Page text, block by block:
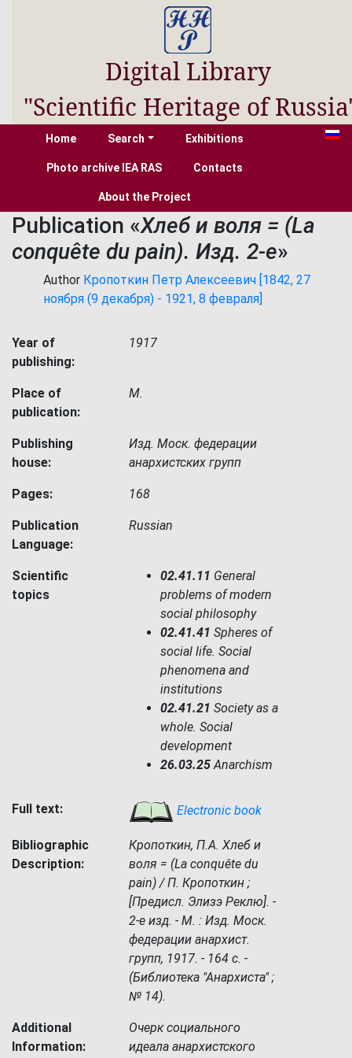
Digital Library
"Scientific Heritage of
Home Search Exhibitions
Photo archive IEA RAS Contacts
About the Project
Publication «Хлеб и воля = (La
conquête du pain). Изд. 2-е»
Author Кропоткин Петр Алексеевич [1842, 27
ноября (9 декабря) - 1921, 8 февраля]
Year of
publishing:
1917
Place of
publication:
М.
Publishing
house:
Изд. Моск. федерации
анархистских групп
Pages: 168
Publication
Language:
Russian
Scientific
topics
02.41.11 General
problems of modern
social philosophy
02.41.41 Spheres of
social life. Social
phenomena and
institutions
02.41.21 Society as a
whole. Social
development
26.03.25Anarchism
Full text: Electronic book
Bibliographic
Description:
Кропоткин, П.А. Хлеб и
воля = (La conquête du
pain) / П. Кропоткин ;
[Предисл. Элизэ Реклю]. -
2-е изд. - М. : Изд. Моск.
федерации анархист.
групп, 1917. - 164 с. -
(Библиотека "Анархиста" ;
№ 14).
Additional
Information:
Очерк социального
идеала анархистского